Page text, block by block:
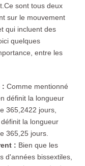
sont tous deux
sur le mouvement
qui incluent des
quelques
entre les
: Comme mentionné
définit la longueur
365,2422 jours,
la longueur
365,25 jours.
: Bien que les
d'années bissextiles,